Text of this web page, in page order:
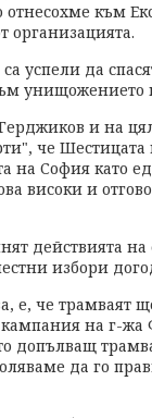
към
организацията.
успели да
унищожението
и на
че
на София като
високи и
действията
избори
е, че трамваят
на г-жа
допълващ
да го